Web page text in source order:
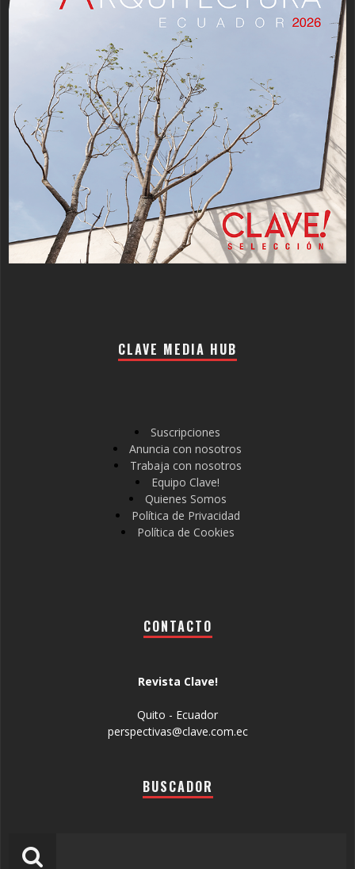
CLAVE MEDIA HUB
Suscripciones
Anuncia con nosotros
Trabaja con nosotros
Equipo Clave!
Quienes Somos
Política de Privacidad
Política de Cookies
CONTACTO
Revista Clave!
Quito - Ecuador
perspectivas@clave.com.ec
BUSCADOR